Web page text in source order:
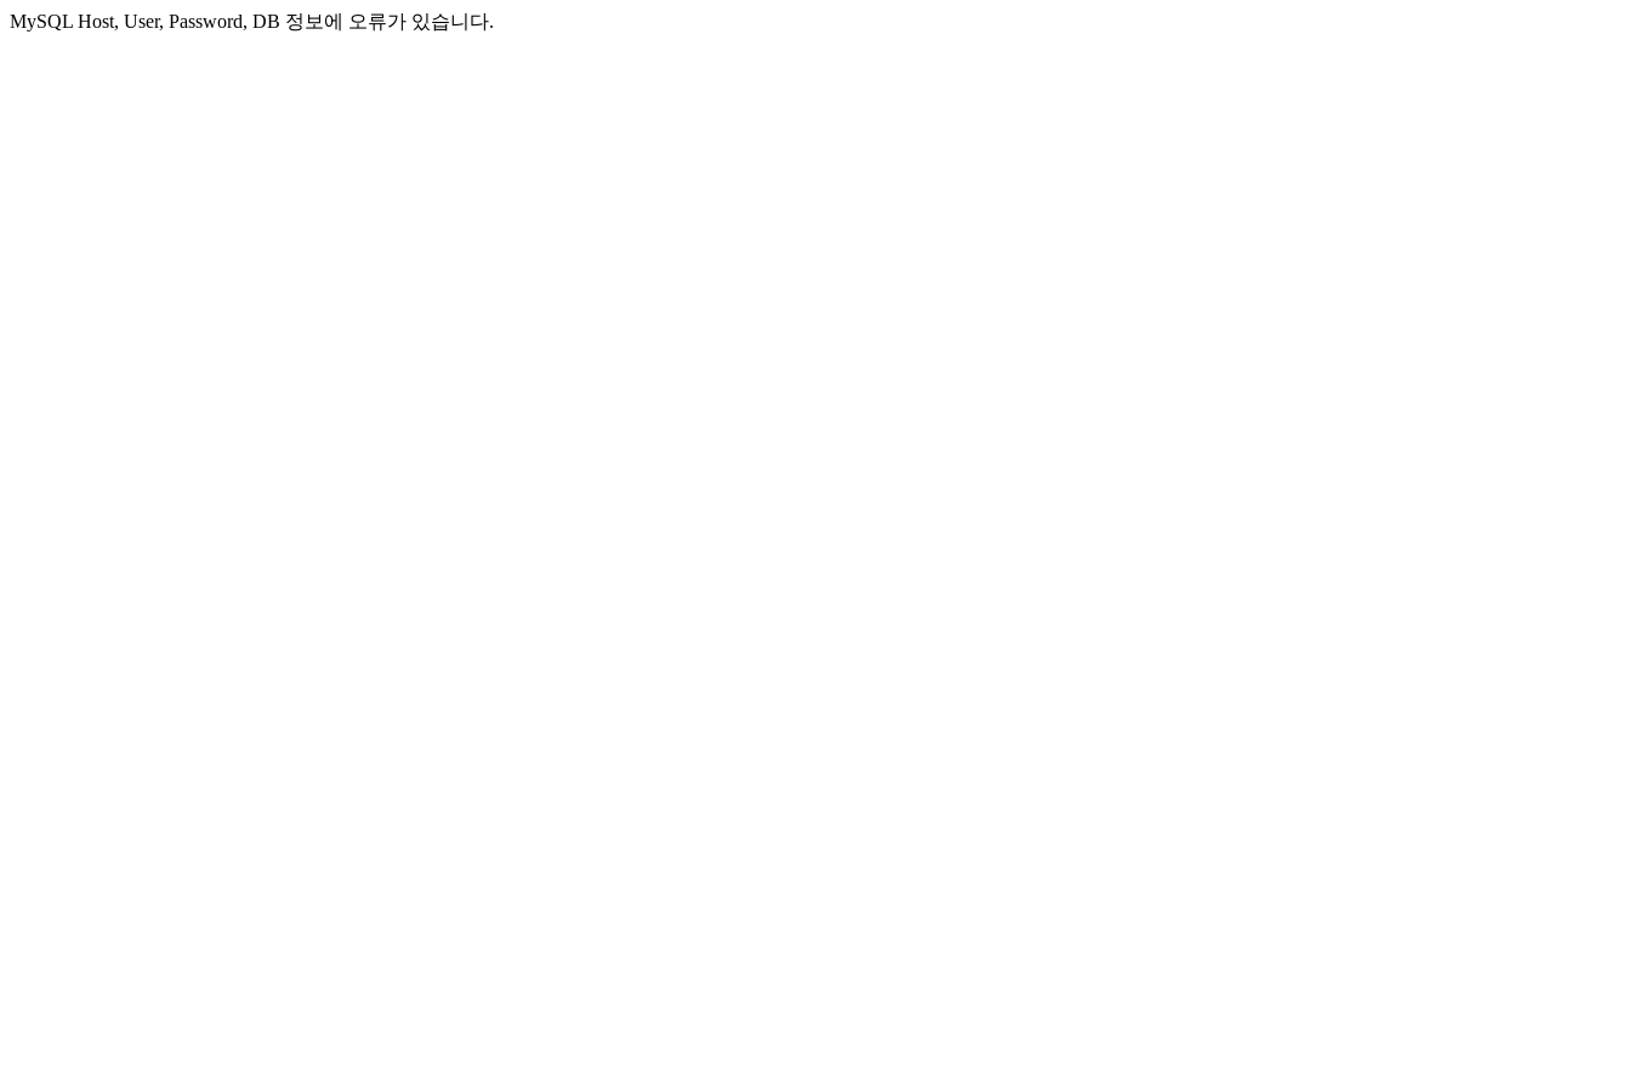
MySQL Host, User, Password, DB 정보에 오류가 있습니다.